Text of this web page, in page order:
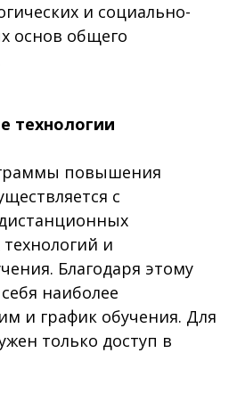
и социально-
основ общего
технологии
повышения
с
и
Благодаря этому
наиболее
и график обучения. Для
только доступ в